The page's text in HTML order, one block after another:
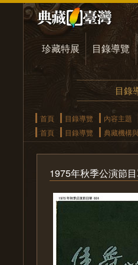
珍藏特展 目錄導覽
目錄
首頁 目錄導覽 內容主題
首頁
目錄導覽 典藏機構
1975年秋季公演節